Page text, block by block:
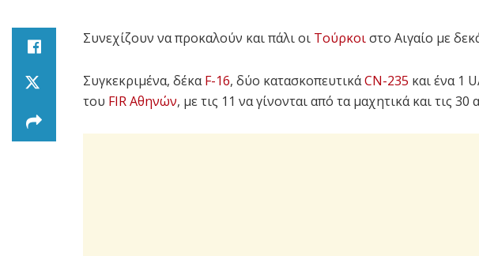
Συνεχίζουν να προκαλούν και πάλι οι Τούρκοιστο Αιγαίο με
Συγκεκριμένα, δέκαF-16, δύο κατασκοπευτικάCN-235 και ένα 1
του FIR Αθηνών, με τις 11 να γίνονται από τα μαχητικά και τις 30